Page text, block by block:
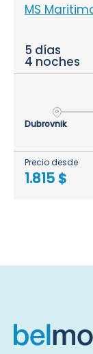
MS
5 días
4 noches
Dubrovnik
Precio desde
1.815 $